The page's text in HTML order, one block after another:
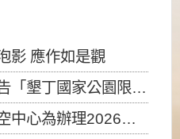
影 應作如是觀
制水域遊憩活動之種類、範圍、時間及行為」，自即日生效。
盃火箭競賽，陸、海、空域警戒及協調相關事宜，因颱風備案事宜